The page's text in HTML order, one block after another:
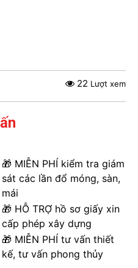
22 Lượt xem
🎁 MIỄN PHÍ kiểm tra giám
sát các lần đổ móng, sàn,
mái
🎁 HỖ TRỢ hồ sơ giấy xin
cấp phép xây dựng
🎁 MIỄN PHÍ tư vấn thiết
kế, tư vấn phong thủy